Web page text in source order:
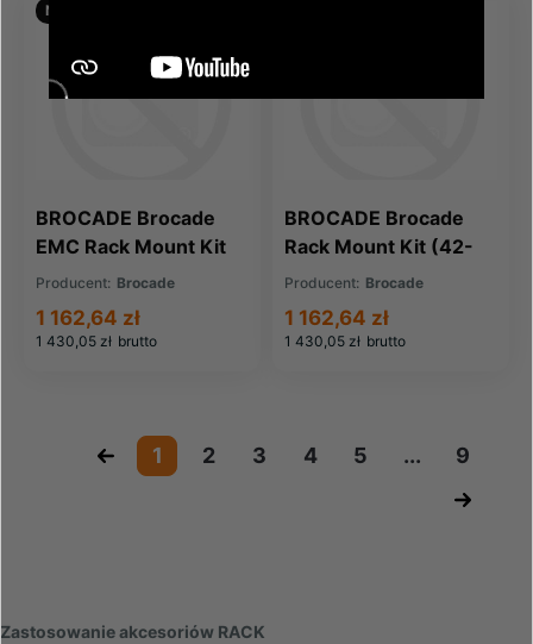
BROCADE Brocade
EMC Rack Mount Kit
Brocade 300 8GB
184)
Producent: Brocade
1 430,05 zł brutto
1 162,64 zł
NOWOŚĆ
BROCADE Brocade
Rack Mount Kit (42-
0202400-01)
Producent: Brocade
1 430,05 zł brutto
1 162,64 zł
« 1 2 3 4 5 ...
9
»
Zastosowanie akcesoriów RACK